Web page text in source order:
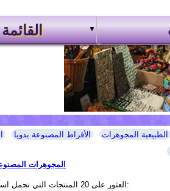
الأقراط المصنوعة يدويا الطبيعية المجوهرات
المجوهرات
العثور على 20 المنتجات التي تحمل اسم العلامة :